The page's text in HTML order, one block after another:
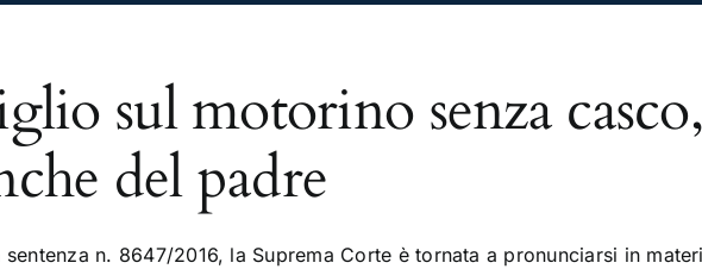
sul motorino senza
del padre
sentenza n. 8647/2016, la Suprema Corte è tornata a pronunciarsi in